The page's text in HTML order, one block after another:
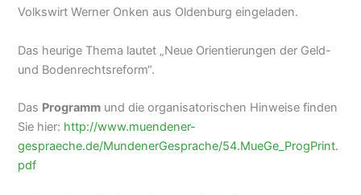
Volkswirt Werner Onken aus Oldenburg eingeladen.
Das heurige Thema lautet „Neue Orientierungen der Geld-
und Bodenrechtsreform“.
Das Programm und die organisatorischen Hinweise finden
Sie hier: http://www.muendener-
gespraeche.de/MundenerGesprache/54.MueGe_ProgPrint.
pdf